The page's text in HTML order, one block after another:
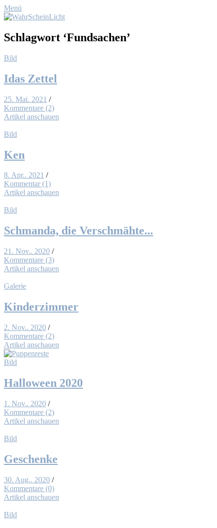
Menü
Schlagwort ‘Fundsachen’
Bild
Idas Zet­tel
25. Mai. 2021 /
Kommentare (2)
Artikel anschauen
Bild
Ken
8. Apr.. 2021 /
Kommentar (1)
Artikel anschauen
Bild
Schman­da, die Ver­schmäh­te...
21. Nov.. 2020 /
Kommentare (3)
Artikel anschauen
Galerie
Kin­der­zim­mer
2. Nov.. 2020 /
Kommentare (2)
Artikel anschauen
Bild
Hal­lo­ween 2020
1. Nov.. 2020 /
Kommentare (2)
Artikel anschauen
Bild
Ge­schen­ke
30. Aug.. 2020 /
Kommentare (0)
Artikel anschauen
Bild